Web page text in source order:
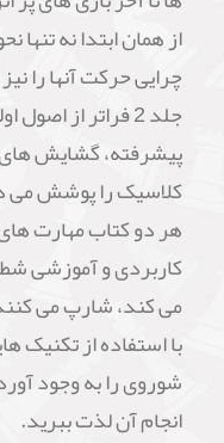
از همان ابتدا نه
چرایی حرکت آنها را
جلد 2 فراتر از
پیشرفته، گشایش
کلاسیک را پوشش
هر دو کتاب مهارت
کاربردی و آموزشی
می کند، شارپ می
با استفاده از تکنیک
شوروی را به وجود
انجام آن لذت ببرید.